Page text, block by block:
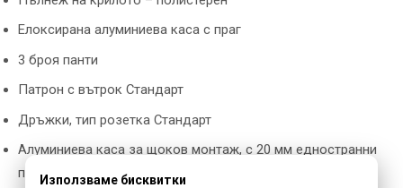
Елоксирана алуминиева каса с праг
3 броя панти
Патрон с вътрок Стандарт
Дръжки, тип розетка Стандарт
Алуминиева каса за щоков монтаж, с 20 мм едностранни
первазиИзползваме бисквитки